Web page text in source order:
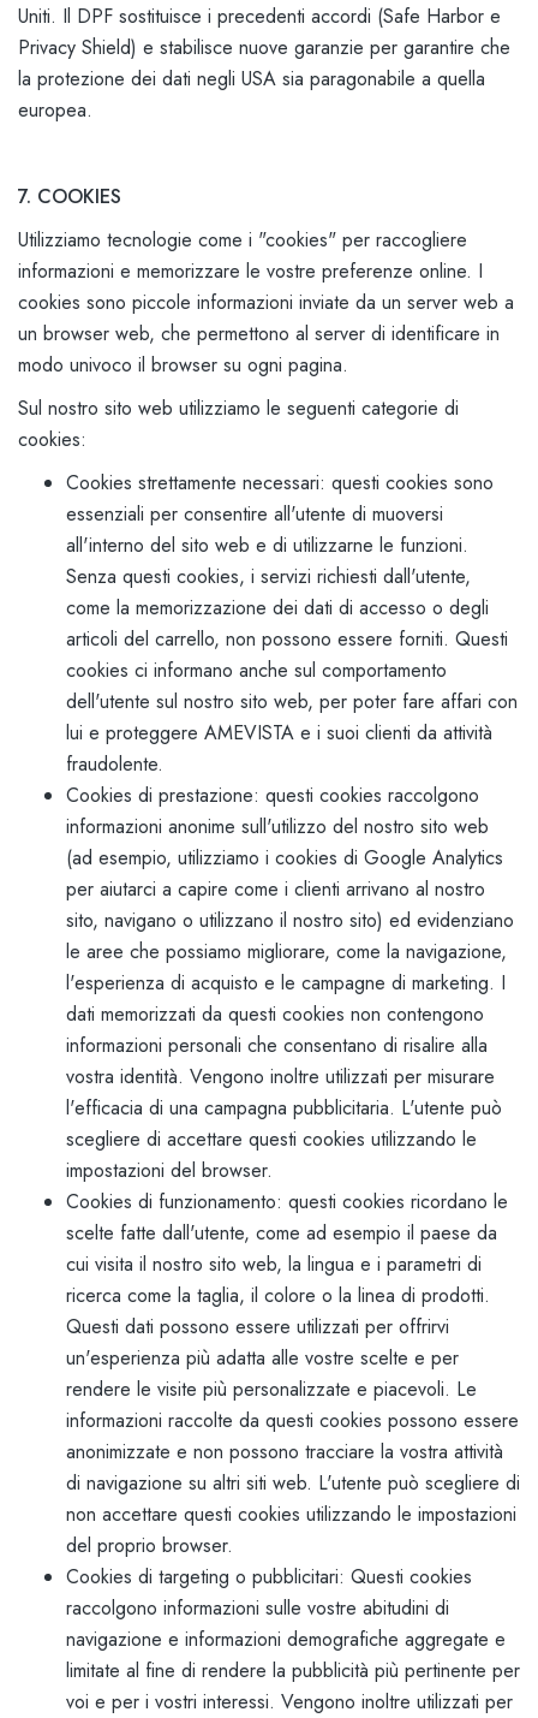
Uniti. Il DPF sostituisce i precedenti accordi (Safe Harbor e
Privacy Shield) e stabilisce nuove garanzie per garantire che
la protezione dei dati negli USA sia paragonabile a quella
europea.
7. COOKIES
Utilizziamo tecnologie come i "cookies" per raccogliere
informazioni e memorizzare le vostre preferenze online. I
cookies sono piccole informazioni inviate da un server web a
un browser web, che permettono al server di identificare in
modo univoco il browser su ogni pagina.
Sul nostro sito web utilizziamo le seguenti categorie di
cookies:
Cookies strettamente necessari: questi cookies sono
essenziali per consentire all'utente di muoversi
all'interno del sito web e di utilizzarne le funzioni.
Senza questi cookies, i servizi richiesti dall'utente,
come la memorizzazione dei dati di accesso o degli
articoli del carrello, non possono essere forniti. Questi
cookies ci informano anche sul comportamento
dell'utente sul nostro sito web, per poter fare affari con
lui e proteggere AMEVISTA e i suoi clienti da attività
fraudolente.
Cookies di prestazione: questi cookies raccolgono
informazioni anonime sull'utilizzo del nostro sito web
(ad esempio, utilizziamo i cookies di Google Analytics
per aiutarci a capire come i clienti arrivano al nostro
sito, navigano o utilizzano il nostro sito) ed evidenziano
le aree che possiamo migliorare, come la navigazione,
l'esperienza di acquisto e le campagne di marketing. I
dati memorizzati da questi cookies non contengono
informazioni personali che consentano di risalire alla
vostra identità. Vengono inoltre utilizzati per misurare
l'efficacia di una campagna pubblicitaria. L'utente può
scegliere di accettare questi cookies utilizzando le
impostazioni del browser.
Cookies di funzionamento: questi cookies ricordano le
scelte fatte dall'utente, come ad esempio il paese da
cui visita il nostro sito web, la lingua e i parametri di
ricerca come la taglia, il colore o la linea di prodotti.
Questi dati possono essere utilizzati per offrirvi
un'esperienza più adatta alle vostre scelte e per
rendere le visite più personalizzate e piacevoli. Le
informazioni raccolte da questi cookies possono essere
anonimizzate e non possono tracciare la vostra attività
di navigazione su altri siti web. L'utente può scegliere di
non accettare questi cookies utilizzando le impostazioni
del proprio browser.
Cookies di targeting o pubblicitari: Questi cookies
raccolgono informazioni sulle vostre abitudini di
navigazione e informazioni demografiche aggregate e
limitate al fine di rendere la pubblicità più pertinente per
voi e per i vostri interessi. Vengono inoltre utilizzati per